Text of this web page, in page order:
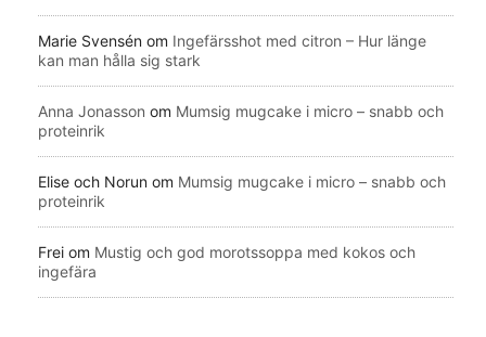
Marie Svensén om Ingefärsshot med citron – Hur länge
kan man hålla sig stark
Anna Jonasson om Mumsig mugcake i micro – snabb och
proteinrik
Elise och Norun om Mumsig mugcake i micro – snabb och
proteinrik
Frei om Mustig och god morotssoppa med kokos och
ingefära